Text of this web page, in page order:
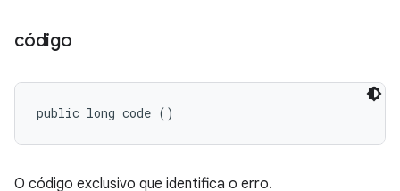
código
public long code ()
O código exclusivo que identifica o erro.